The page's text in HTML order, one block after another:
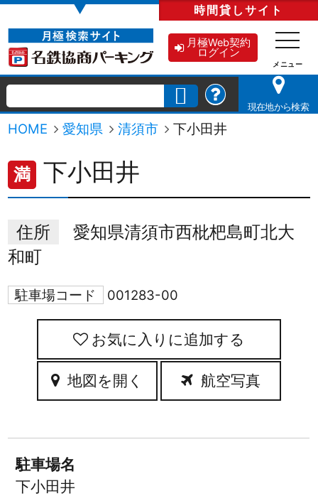
▼ 時間貸しサイト
月極Web契約
ログイン
現在地から検索
HOME 愛知県 清須市 下小田井
満 下小田井
住所
愛知県清須市西枇杷島町北大
和町
駐車場コード 001283-00
お気に入りに追加
地図を開く 航空写真
駐車場名
下小田井